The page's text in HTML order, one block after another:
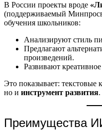
В России проекты вроде
(поддерживаемый
обучения школьников:
Анализируют стиль
Предлагают
произведений.
Развивают
Это показывает: текстовые
но и инструмент развития.
Преимущества